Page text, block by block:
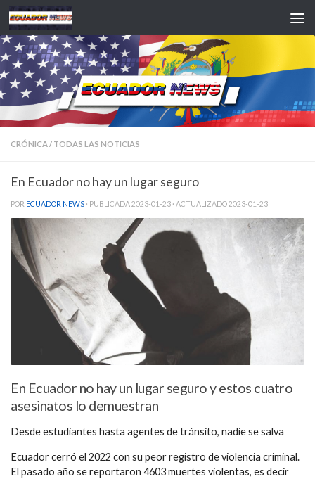
Saltar al contenido
CRÓNICA/ TODAS LAS NOTICIAS
En Ecuador no hay un lugar seguro
POR ECUADOR NEWS · PUBLICADA2023-01-23 · ACTUALIZADO2023-01-23
En Ecuador no hay un lugar seguro y estos cuatro
asesinatos lo demuestran
Desde estudiantes hasta agentes de tránsito, nadie se salva
Ecuador cerró el 2022 con su peor registro de violencia criminal.
El pasado año se reportaron 4603 muertes violentas, es decir